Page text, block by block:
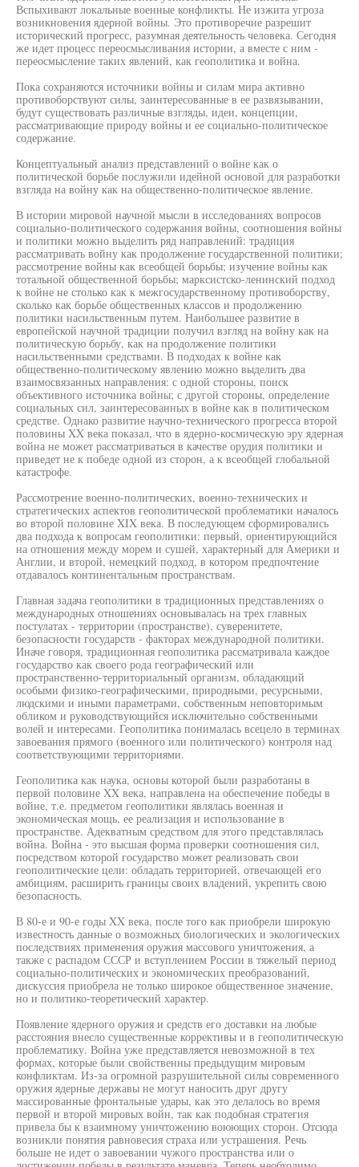
Вспыхивают локальные военные конфликты. Не изжита угроза
возникновения ядерной войны. Это противоречие разрешит
исторический прогресс, разумная деятельность человека. Сегодня
же идет процесс переосмысливания истории, а вместе с ним -
переосмысление таких явлений, как геополитика и война.
Пока сохраняются источники войны и силам мира активно
противоборствуют силы, заинтересованные в ее развязывании,
будут существовать различные взгляды, идеи, концепции,
рассматривающие природу войны и ее социально-политическое
содержание.
Концептуальный анализ представлений о войне как о
политической борьбе послужили идейной основой для разработки
взгляда на войну как на общественно-политическое явление.
В истории мировой научной мысли в исследованиях вопросов
социально-политического содержания войны, соотношения войны
и политики можно выделить ряд направлений: традиция
рассматривать войну как продолжение государственной политики;
рассмотрение войны как всеобщей борьбы; изучение войны как
тотальной общественной борьбы; марксистско-ленинский подход
к войне не столько как к межгосударственному противоборству,
сколько как борьбе общественных классов и продолжению
политики насильственным путем. Наибольшее развитие в
европейской научной традиции получил взгляд на войну как на
политическую борьбу, как на продолжение политики
насильственными средствами. В подходах к войне как
общественно-политическому явлению можно выделить два
взаимосвязанных направления: с одной стороны, поиск
объективного источника войны; с другой стороны, определение
социальных сил, заинтересованных в войне как в политическом
средстве. Однако развитие научно-технического прогресса второй
половины XX века показал, что в ядерно-космическую эру ядерная
война не может рассматриваться в качестве орудия политики и
приведет не к победе одной из сторон, а к всеобщей глобальной
катастрофе.
Рассмотрение военно-политических, военно-технических и
стратегических аспектов геополитической проблематики началось
во второй половине XIX века. В последующем сформировались
два подхода к вопросам геополитики: первый, ориентирующийся
на отношения между морем и сушей, характерный для Америки и
Англии, и второй, немецкий подход, в котором предпочтение
отдавалось континентальным пространствам.
Главная задача геополитики в традиционных представлениях о
международных отношениях основывалась на трех главных
постулатах - территории (пространстве), суверенитете,
безопасности государств - факторах международной политики.
Иначе говоря, традиционная геополитика рассматривала каждое
государство как своего рода географический или
пространственно-территориальный организм, обладающий
особыми физико-географическими, природными, ресурсными,
людскими и иными параметрами, собственным неповторимым
обликом и руководствующийся исключительно собственными
волей и интересами. Геополитика понималась всецело в терминах
завоевания прямого (военного или политического) контроля над
соответствующими территориями.
Геополитика как наука, основы которой были разработаны в
первой половине XX века, направлена на обеспечение победы в
войне, т.е. предметом геополитики являлась военная и
экономическая мощь, ее реализация и использование в
пространстве. Адекватным средством для этого представлялась
война. Война - это высшая форма проверки соотношения сил,
посредством которой государство может реализовать свои
геополитические цели: обладать территорией, отвечающей его
амбициям, расширить границы своих владений, укрепить свою
безопасность.
В 80-е и 90-е годы XX века, после того как приобрели широкую
известность данные о возможных биологических и экологических
последствиях применения оружия массового уничтожения, а
также с распадом СССР и вступлением России в тяжелый период
социально-политических и экономических преобразований,
дискуссия приобрела не только широкое общественное значение,
но и политико-теоретический характер.
Появление ядерного оружия и средств его доставки на любые
расстояния внесло существенные коррективы и в геополитическую
проблематику. Война уже представляется невозможной в тех
формах, которые были свойственны предыдущим мировым
конфликтам. Из-за огромной разрушительной силы современного
оружия ядерные державы не могут наносить друг другу
массированные фронтальные удары, как это делалось во время
первой и второй мировых войн, так как подобная стратегия
привела бы к взаимному уничтожению воюющих сторон. Отсюда
возникли понятия равновесия страха или устрашения. Речь
больше не идет о завоевании чужого пространства или о